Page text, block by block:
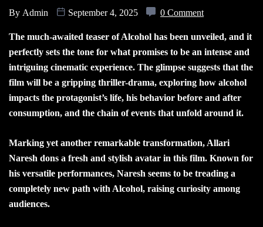
By Admin September 4, 2025 0 Comment
The much-awaited teaser of Alcohol has been unveiled, and it
perfectly sets the tone for what promises to be an intense and
intriguing cinematic experience. The glimpse suggests that the
film will be a gripping thriller-drama, exploring how alcohol
impacts the protagonist’s life, his behavior before and after
consumption, and the chain of events that unfold around it.
Marking yet another remarkable transformation, Allari
Naresh dons a fresh and stylish avatar in this film. Known for
his versatile performances, Naresh seems to be treading a
completely new path with Alcohol, raising curiosity among
audiences.